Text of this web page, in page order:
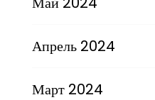
Апрель 2024
Март 2024